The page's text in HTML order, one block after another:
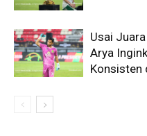
Usai
Arya
Konsisten